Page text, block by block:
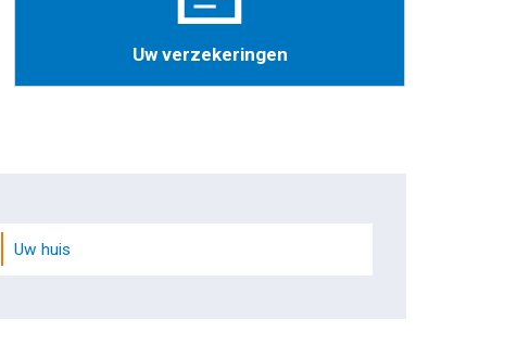
Uw verzekeringen
Uw huis